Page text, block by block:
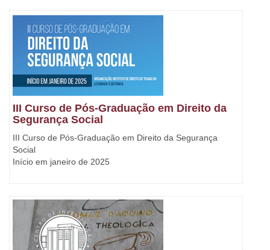
III Curso de Pós-Graduação em Direito da
Segurança Social
III Curso de Pós-Graduação em Direito da Segurança
Social
Início em janeiro de 2025